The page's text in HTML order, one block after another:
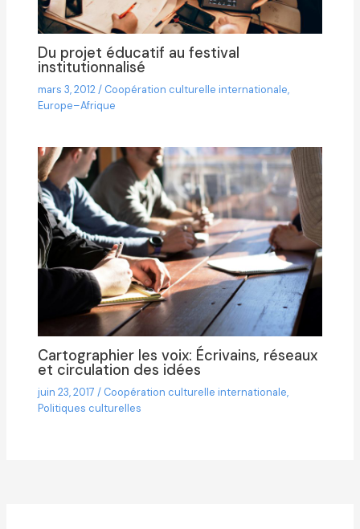
Du projet éducatif au festival
institutionnalisé
mars 3, 2012/ Coopération culturelle internationale,
Europe–Afrique
Cartographier les voix: Écrivains, réseaux
et circulation des idées
juin 23, 2017/ Coopération culturelle internationale,
Politiques culturelles